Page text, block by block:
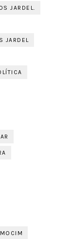
JARDEL.
JARDEL